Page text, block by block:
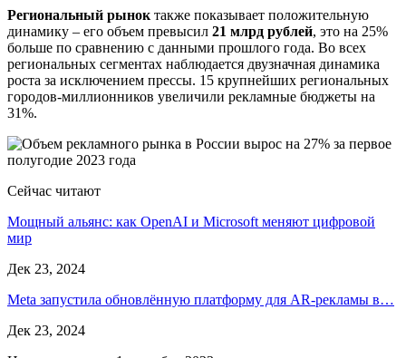
Региональный рынок также показывает положительную
динамику – его объем превысил 21 млрд рублей, это на 25%
больше по сравнению с данными прошлого года. Во всех
региональных сегментах наблюдается двузначная динамика
роста за исключением прессы. 15 крупнейших региональных
городов-миллионников увеличили рекламные бюджеты на
31%.
Сейчас читают
Мощный альянс: как OpenAI и Microsoft меняют цифровой
мир
Дек 23, 2024
Meta запустила обновлённую платформу для AR-рекламы в…
Дек 23, 2024